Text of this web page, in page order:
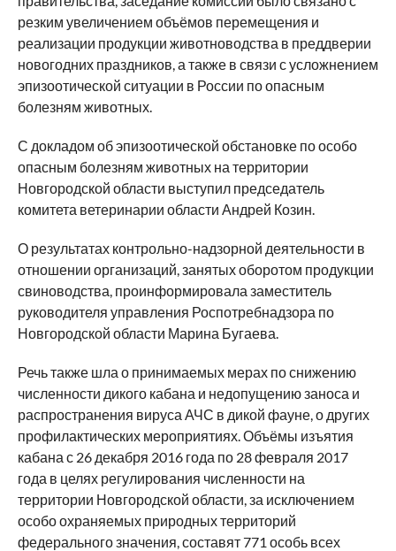
резким увеличением объёмов перемещения и
реализации продукции животноводства в преддверии
новогодних праздников, а также в связи с усложнением
эпизоотической ситуации в России по опасным
болезням животных.
С докладом об эпизоотической обстановке по особо
опасным болезням животных на территории
Новгородской области выступил председатель
комитета ветеринарии области Андрей Козин.
О результатах контрольно-надзорной деятельности в
отношении организаций, занятых оборотом продукции
свиноводства, проинформировала заместитель
руководителя управления Роспотребнадзора по
Новгородской области Марина Бугаева.
Речь также шла о принимаемых мерах по снижению
численности дикого кабана и недопущению заноса и
распространения вируса АЧС в дикой фауне, о других
профилактических мероприятиях. Объёмы изъятия
кабана с 26 декабря 2016 года по 28 февраля 2017
года в целях регулирования численности на
территории Новгородской области, за исключением
особо охраняемых природных территорий
федерального значения, составят 771 особь всех